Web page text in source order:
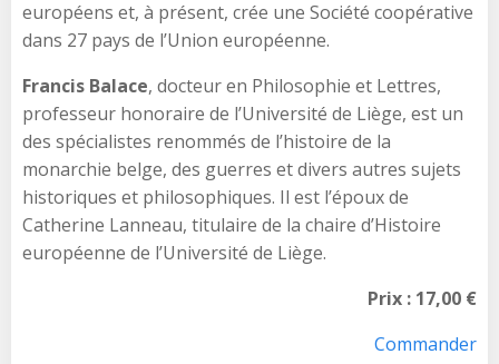
européens et, à présent, crée une Société coopérative
dans 27 pays de l’Union européenne.
Francis Balace, docteur en Philosophie et Lettres,
professeur honoraire de l’Université de Liège, est un
des spécialistes renommés de l’histoire de la
monarchie belge, des guerres et divers autres sujets
historiques et philosophiques. Il est l’époux de
Catherine Lanneau, titulaire de la chaire d’Histoire
européenne de l’Université de Liège.
Prix : 17,00 €
Commander